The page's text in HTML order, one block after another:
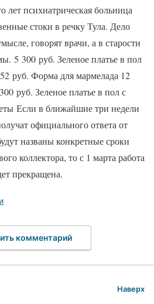
психиатрическая больница
стоки в речку Тула. Дело
говорят врачи, а в старости
5 300 руб. Зеленое платье в пол
руб. Форма для мармелада 12
руб. Зеленое платье в пол с
Если в ближайшие три недели
официального ответа от
названы конкретные сроки
коллектора, то с 1 марта работа
прекращена.
комментарий
Наверх